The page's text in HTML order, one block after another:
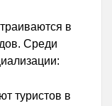
в
Среди
туристов в